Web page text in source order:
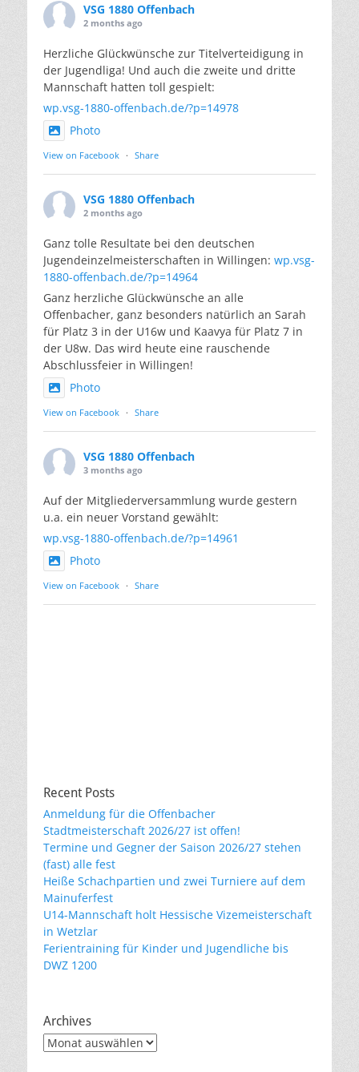
VSG 1880 Offenbach
2 months ago
Herzliche Glückwünsche zur Titelverteidigung in
der Jugendliga! Und auch die zweite und dritte
Mannschaft hatten toll gespielt:
wp.vsg-1880-offenbach.de/?p=14978
Photo
View on Facebook · Share
VSG 1880 Offenbach
2 months ago
Ganz tolle Resultate bei den deutschen
Jugendeinzelmeisterschaften in Willingen: wp.vsg-
1880-offenbach.de/?p=14964
Ganz herzliche Glückwünsche an alle
Offenbacher, ganz besonders natürlich an Sarah
für Platz 3 in der U16w und Kaavya für Platz 7 in
der U8w. Das wird heute eine rauschende
Abschlussfeier in Willingen!
Photo
View on Facebook · Share
VSG 1880 Offenbach
3 months ago
Auf der Mitgliederversammlung wurde gestern
u.a. ein neuer Vorstand gewählt:
wp.vsg-1880-offenbach.de/?p=14961
Photo
View on Facebook · Share
Recent Posts
Anmeldung für die Offenbacher
Stadtmeisterschaft 2026/27 ist offen!
Termine und Gegner der Saison 2026/27 stehen
(fast) alle fest
Heiße Schachpartien und zwei Turniere auf dem
Mainuferfest
U14-Mannschaft holt Hessische Vizemeisterschaft
in Wetzlar
Ferientraining für Kinder und Jugendliche bis
DWZ 1200
Archives
Archives